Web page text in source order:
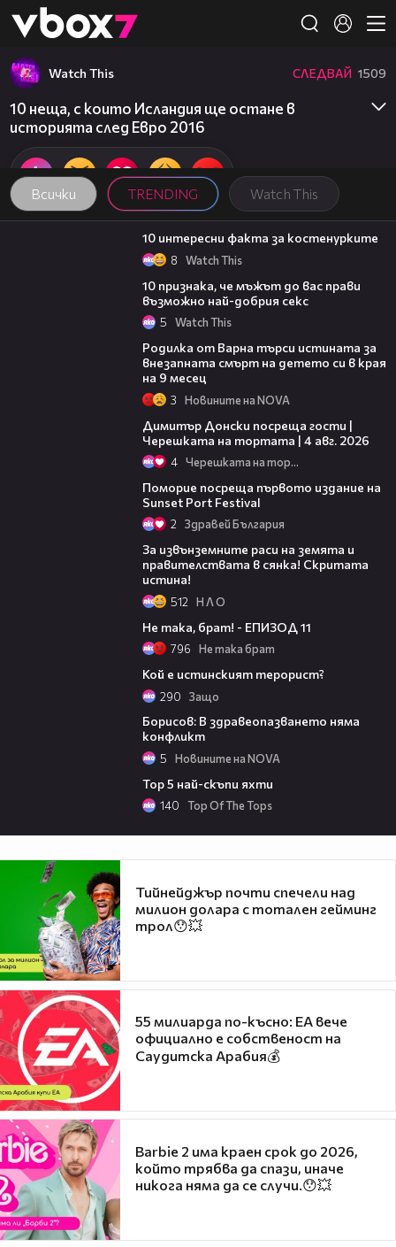
👾
Всички TRENDING Watch This
Watch This СЛЕДВАЙ 1509
10 неща, с които Исландия ще остане в
историята след Евро 2016
02:12
10 интересни факта за костенурките
8 Watch This
10 признака, че мъжът до вас прави
възможно най-добрия секс
5 Watch This
Родилка от Варна търси истината за
внезапната смърт на детето си в края
на 9 месец
3 Новините на NOVA
Димитър Донски посреща гости |
Черешката на тортата | 4 авг. 2026
4 Черешката на тортата
Поморие посреща първото издание на
Sunset Port Festival
2 Здравей България
За извънземните раси на земята и
правителствата в сянка! Скритата
истина!
512 Н Л О
Не така, брат! - ЕПИЗОД 11
796 Не така брат
Кой е истинският терорист?
290 Защо
Борисов: В здравеопазването няма
конфликт
5 Новините на NOVA
Top 5 най-скъпи яхти
140 Top Of The Tops
Тийнейджър почти спечели над
милион долара с тотален гейминг
трол😯💥
55 милиарда по-късно: EA вече
официално е собственост на
Саудитска Арабия💰
Barbie 2 има краен срок до 2026,
който трябва да спази, иначе
никога няма да се случи.😯💥